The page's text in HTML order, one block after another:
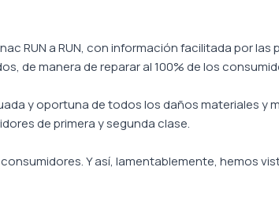
RUN a RUN, con información facilitada por las
de manera de reparar al 100% de los
y oportuna de todos los daños materiales y
de primera y segunda clase.
Y así, lamentablemente, hemos